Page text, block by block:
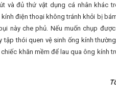
và đủ thứ vật dụng cá nhân khác
điện thoại không tránh khỏi bị
này che phủ. Nếu muốn chụp
tập thói quen vệ sinh ống kính
chiếc khăn mềm để lau qua ông kính